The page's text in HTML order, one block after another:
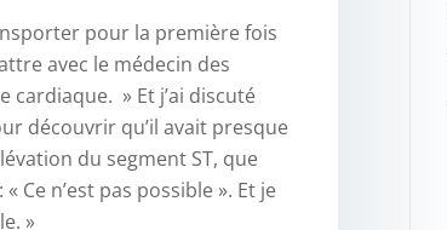
pour la première fois
avec le médecin des
cardiaque. » Et j’ai discuté
découvrir qu’il avait presque
du segment ST, que
Ce n’est pas possible ». Et je
»